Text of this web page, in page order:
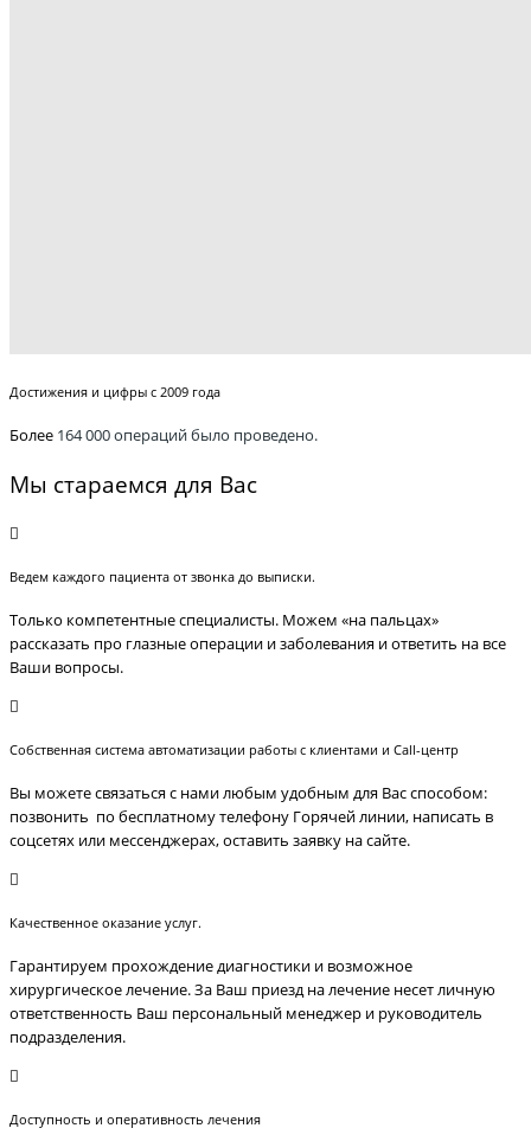
Достижения и цифры с 2009 года
Более 164 000 операций было проведено.
Мы стараемся для Вас
Ведем каждого пациента от звонка до выписки.
Только компетентные специалисты. Можем «на пальцах»
рассказать про глазные операции и заболевания и ответить на все
Ваши вопросы.
Собственная система автоматизации работы с клиентами и Call-центр
Вы можете связаться с нами любым удобным для Вас способом:
позвонить по бесплатному телефону Горячей линии, написать в
соцсетях или мессенджерах, оставить заявку на сайте.
Качественное оказание услуг.
Гарантируем прохождение диагностики и возможное
хирургическое лечение. За Ваш приезд на лечение несет личную
ответственность Ваш персональный менеджер и руководитель
подразделения.
Доступность и оперативность лечения